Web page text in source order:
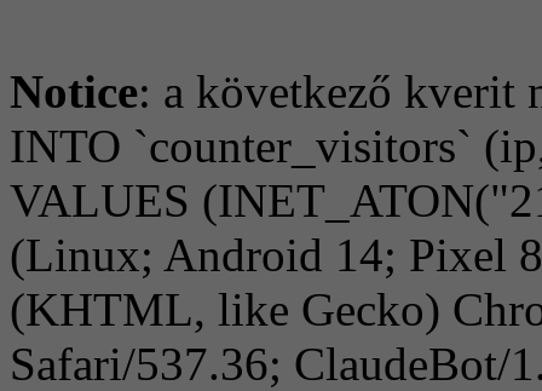
Notice: a következő kverit
INTO `counter_visitors`
VALUES
(Linux; Android 14; Pixel
(KHTML, like Gecko)
Safari/537.36; ClaudeBot/